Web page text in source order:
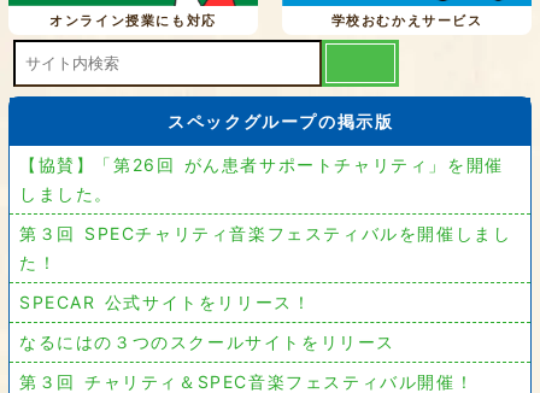
オンライン授業にも対応 学校おむかえサービス
スペックグループの掲示版
【協賛】「第26回 がん患者サポートチャリティ」を開催
しました。
第３回 SPECチャリティ音楽フェスティバルを開催しまし
た！
SPECAR 公式サイトをリリース！
なるにはの３つのスクールサイトをリリース
第３回 チャリティ＆SPEC音楽フェスティバル開催！